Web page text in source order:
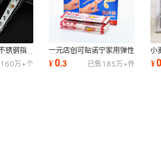
锈钢指
160万+个
一元店创可贴诺宁家用弹性
创口贴 防水 透气 止血一元
店货源批发
¥0.3 已售 185万+件
小
一
¥0